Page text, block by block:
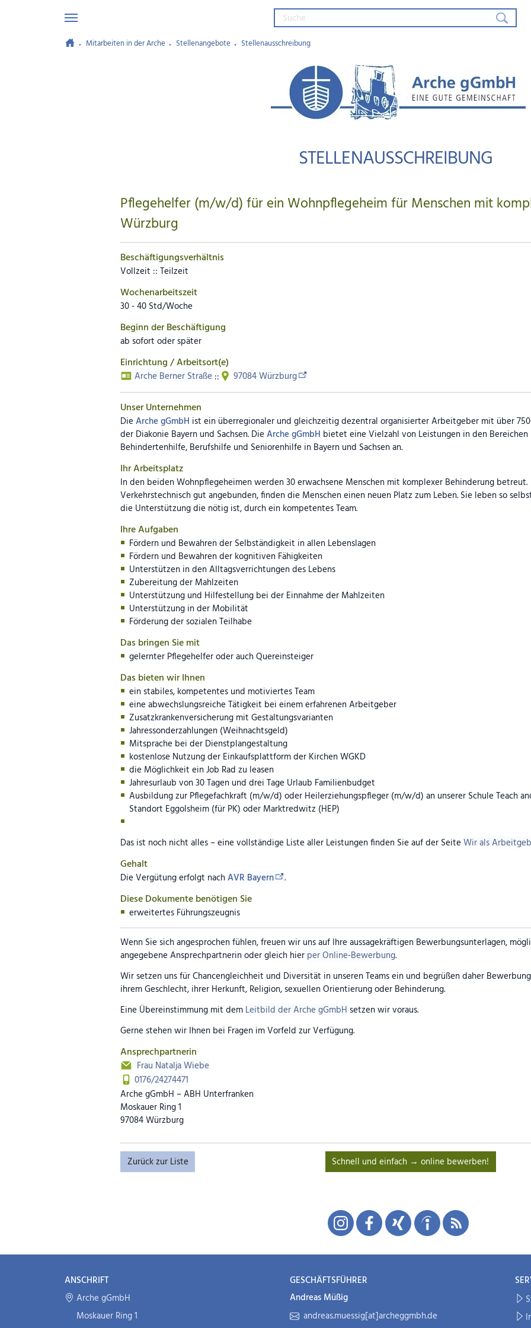
Mitarbeiten in der Arche Stellenangebote Stellenausschreibung
STELLENAUSSCHREIBUNG
Pflegehelfer (m/w/d) für ein Wohnpflegeheim für Menschen mit
Würzburg
Beschäftigungsverhältnis
Vollzeit :: Teilzeit
Wochenarbeitszeit
30 - 40 Std/Woche
Beginn der Beschäftigung
ab sofort oder später
Einrichtung / Arbeitsort(e)
Arche Berner Straße :: 97084 Würzburg
Unser Unternehmen
Die Arche gGmbH ist ein überregionaler und gleichzeitig dezentral organisierter Arbeitgeber mit über
der Diakonie Bayern und Sachsen. Die Arche gGmbH bietet eine Vielzahl von Leistungen in den
Behindertenhilfe, Berufshilfe und Seniorenhilfe in Bayern und Sachsen an.
Ihr Arbeitsplatz
In den beiden Wohnpflegeheimen werden 30 erwachsene Menschen mit komplexer Behinderung betreut.
Verkehrstechnisch gut angebunden, finden die Menschen einen neuen Platz zum Leben. Sie leben so
die Unterstützung die nötig ist, durch ein kompetentes Team.
Ihre Aufgaben
Fördern und Bewahren der Selbständigkeit in allen Lebenslagen
Fördern und Bewahren der kognitiven Fähigkeiten
Unterstützen in den Alltagsverrichtungen des Lebens
Zubereitung der Mahlzeiten
Unterstützung und Hilfestellung bei der Einnahme der Mahlzeiten
Unterstützung in der Mobilität
Förderung der sozialen Teilhabe
Das bringen Sie mit
gelernter Pflegehelfer oder auch Quereinsteiger
Das bieten wir Ihnen
ein stabiles, kompetentes und motiviertes Team
eine abwechslungsreiche Tätigkeit bei einem erfahrenen Arbeitgeber
Zusatzkrankenversicherung mit Gestaltungsvarianten
Jahressonderzahlungen (Weihnachtsgeld)
Mitsprache bei der Dienstplangestaltung
kostenlose Nutzung der Einkaufsplattform der Kirchen WGKD
die Möglichkeit ein Job Rad zu leasen
Jahresurlaub von 30 Tagen und drei Tage Urlaub Familienbudget
Ausbildung zur Pflegefachkraft (m/w/d) oder Heilerziehungspfleger (m/w/d) an unserer Schule Teach
Standort Eggolsheim (für PK) oder Marktredwitz (HEP)
Das ist noch nicht alles – eine vollständige Liste aller Leistungen finden Sie auf der Seite Wir als
Gehalt
Die Vergütung erfolgt nach AVR Bayern .
Diese Dokumente benötigen Sie
erweitertes Führungszeugnis
Wenn Sie sich angesprochen fühlen, freuen wir uns auf Ihre aussagekräftigen Bewerbungsunterlagen,
angegebene Ansprechpartnerin oder gleich hier per Online-Bewerbung.
Wir setzen uns für Chancengleichheit und Diversität in unseren Teams ein und begrüßen daher
ihrem Geschlecht, ihrer Herkunft, Religion, sexuellen Orientierung oder Behinderung.
Eine Übereinstimmung mit dem Leitbild der Arche gGmbH setzen wir voraus.
Gerne stehen wir Ihnen bei Fragen im Vorfeld zur Verfügung.
Ansprechpartnerin
Frau Natalja Wiebe
0176/24274471
Arche gGmbH – ABH Unterfranken
Moskauer Ring 1
97084 Würzburg
Zurück zur Liste Schnell und einfach → online bewerben!
ANSCHRIFT
Arche gGmbH
Moskauer Ring 1
GESCHÄFTSFÜHRER
Andreas Müßig
andreas.muessig[at]archeggmbh.de